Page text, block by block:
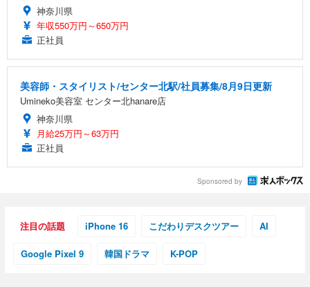
神奈川県
年収550万円～650万円
正社員
美容師・スタイリスト/センター北駅/社員募集/8月9日更新
Umineko美容室 センター北hanare店
神奈川県
月給25万円～63万円
正社員
Sponsored by
注目の話題 iPhone 16 こだわりデスクツアー AI
Google Pixel 9 韓国ドラマ K-POP